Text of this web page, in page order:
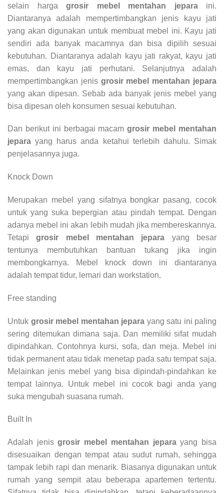
selain harga grosir mebel mentahan jeparaini.
Diantaranya adalah mempertimbangkan jenis kayu jati
yang akan digunakan untuk membuat mebel ini. Kayu jati
sendiri ada banyak macamnya dan bisa dipilih sesuai
kebutuhan. Diantaranya adalah kayu jati rakyat, kayu jati
emas, dan kayu jati perhutani. Selanjutnya adalah
mempertimbangkan jenis grosir mebel mentahan jepara
yang akan dipesan. Sebab ada banyak jenis mebel yang
bisa dipesan oleh konsumen sesuai kebutuhan.
Dan berikut ini berbagai macamgrosir mebel mentahan
jepara yang harus anda ketahui terlebih dahulu. Simak
penjelasannya juga.
Knock Down
Merupakan mebel yang sifatnya bongkar pasang, cocok
untuk yang suka bepergian atau pindah tempat. Dengan
adanya mebel ini akan lebih mudah jika membereskannya.
Tetapigrosir mebel mentahan jepara yang besar
tentunya membutuhkan bantuan tukang jika ingin
membongkarnya. Mebel knock down ini diantaranya
adalah tempat tidur, lemari dan workstation.
Free standing
Untuk grosir mebel mentahan jepara yang satu ini paling
sering ditemukan dimana saja. Dan memiliki sifat mudah
dipindahkan. Contohnya kursi, sofa, dan meja. Mebel ini
tidak permanent atau tidak menetap pada satu tempat saja.
Melainkan jenis mebel yang bisa dipindah-pindahkan ke
tempat lainnya. Untuk mebel ini cocok bagi anda yang
suka mengubah suasana rumah.
Built In
Adalah jenisgrosir mebel mentahan jeparayang bisa
disesuaikan dengan tempat atau sudut rumah, sehingga
tampak lebih rapi dan menarik. Biasanya digunakan untuk
rumah yang sempit atau beberapa apartemen tertentu.